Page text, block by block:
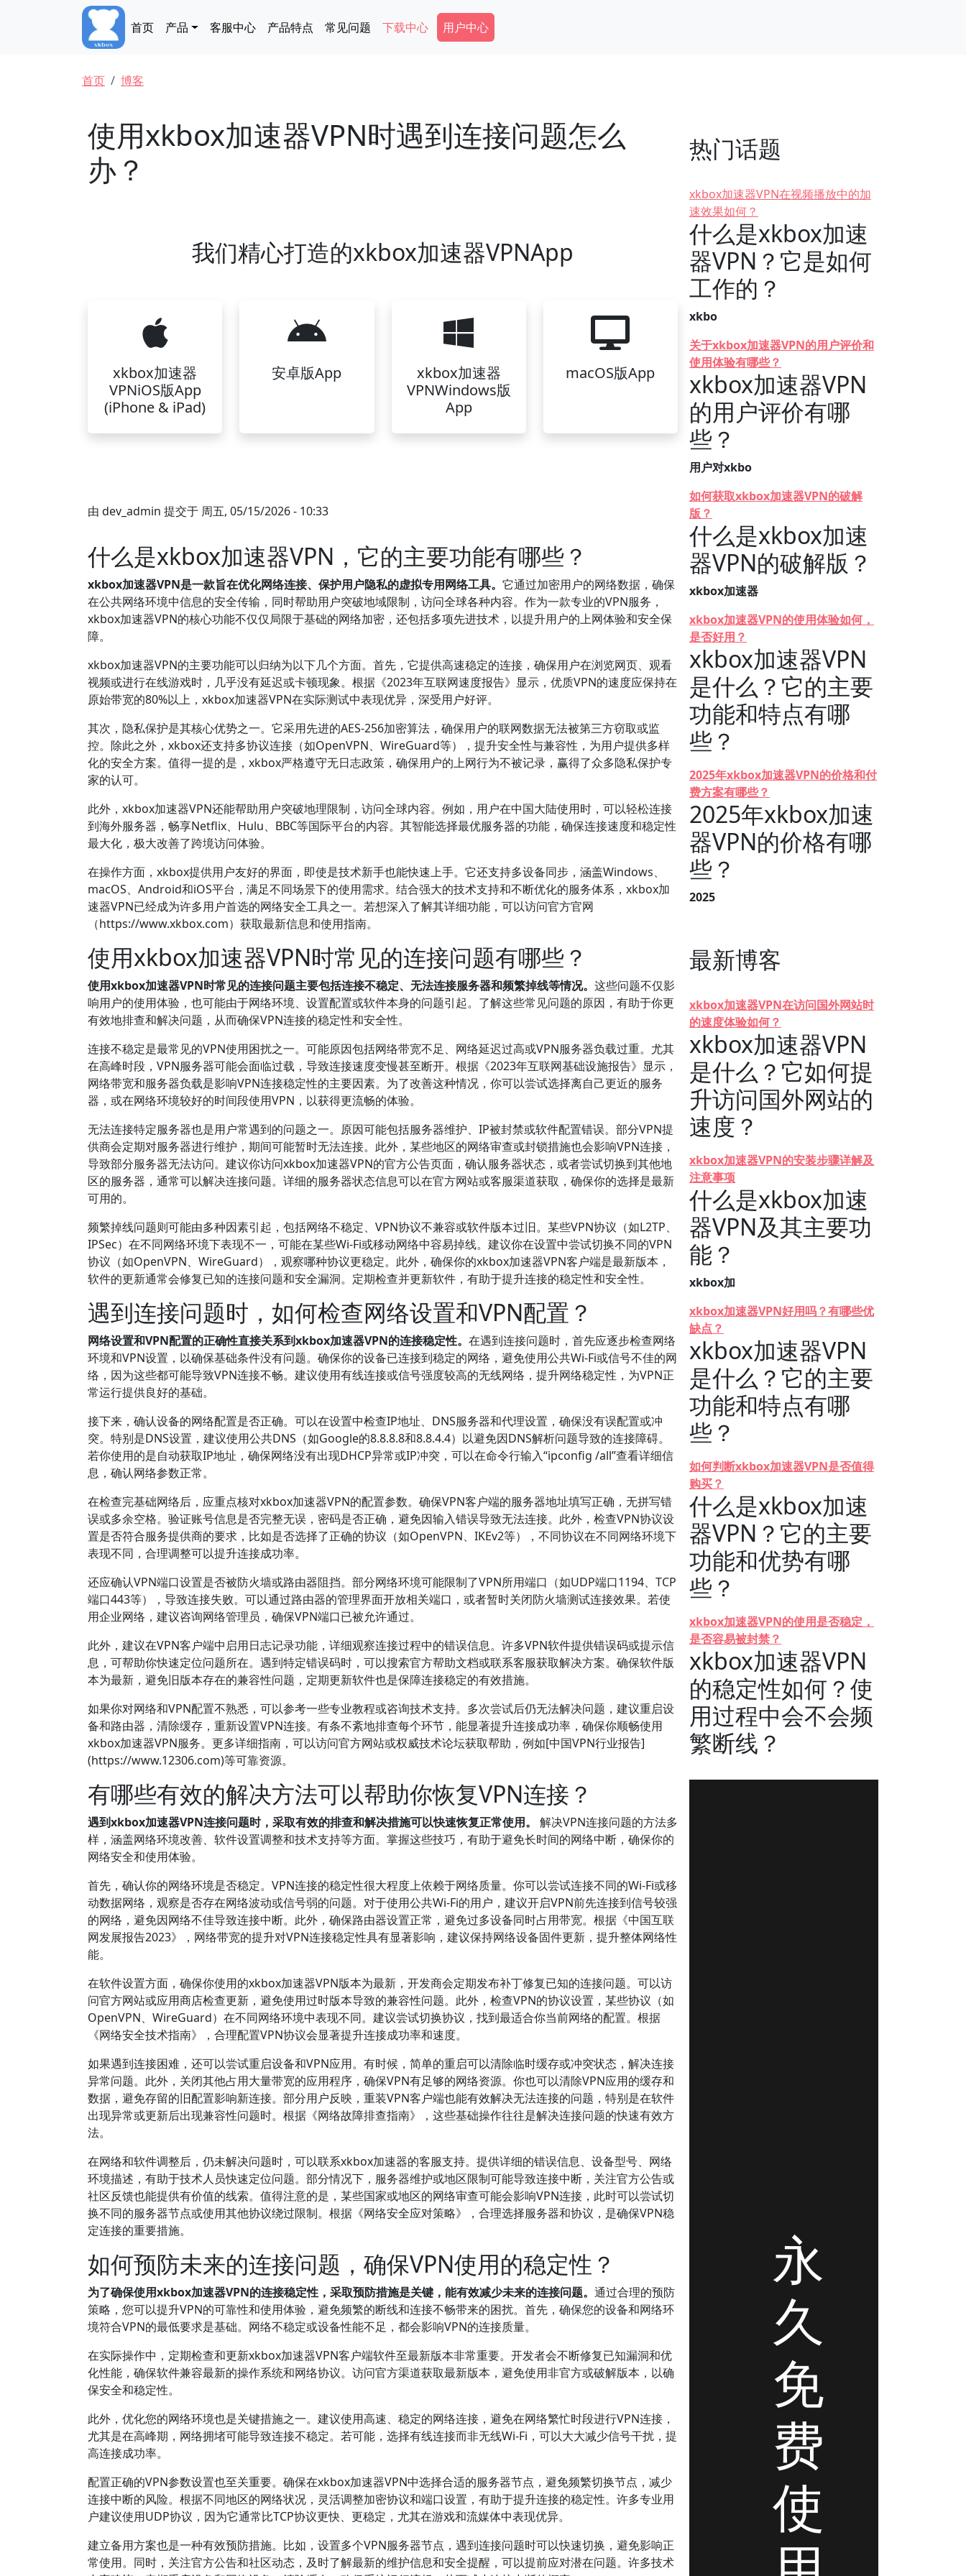
Main navigation
首页 产品 客服中心 产品特点 常见问题 下载中心 Secondary Menu
用户中心
面包屑
首页 博客
使用xkbox加速器VPN时遇到连接问题怎么
办？
我们精心打造的xkbox加速器VPNApp
xkbox加速器
VPNiOS版App
(iPhone & iPad)
安卓版App
xkbox加速器
VPNWindows版
App
macOS版App
由 dev_admin 提交于 周五, 05/15/2026 - 10:33
什么是xkbox加速器VPN，它的主要功能有哪些？
xkbox加速器VPN是一款旨在优化网络连接、保护用户隐私的虚拟专用网络工具。 它通过加密用户的网络数据，确保
在公共网络环境中信息的安全传输，同时帮助用户突破地域限制，访问全球各种内容。作为一款专业的VPN服务，
xkbox加速器VPN的核心功能不仅仅局限于基础的网络加密，还包括多项先进技术，以提升用户的上网体验和安全保
障。
xkbox加速器VPN的主要功能可以归纳为以下几个方面。首先，它提供高速稳定的连接，确保用户在浏览网页、观看
视频或进行在线游戏时，几乎没有延迟或卡顿现象。根据《2023年互联网速度报告》显示，优质VPN的速度应保持在
原始带宽的80%以上，xkbox加速器VPN在实际测试中表现优异，深受用户好评。
其次，隐私保护是其核心优势之一。它采用先进的AES-256加密算法，确保用户的联网数据无法被第三方窃取或监
控。除此之外，xkbox还支持多协议连接（如OpenVPN、WireGuard等），提升安全性与兼容性，为用户提供多样
化的安全方案。值得一提的是，xkbox严格遵守无日志政策，确保用户的上网行为不被记录，赢得了众多隐私保护专
家的认可。
此外，xkbox加速器VPN还能帮助用户突破地理限制，访问全球内容。例如，用户在中国大陆使用时，可以轻松连接
到海外服务器，畅享Netflix、Hulu、BBC等国际平台的内容。其智能选择最优服务器的功能，确保连接速度和稳定性
最大化，极大改善了跨境访问体验。
在操作方面，xkbox提供用户友好的界面，即使是技术新手也能快速上手。它还支持多设备同步，涵盖Windows、
macOS、Android和iOS平台，满足不同场景下的使用需求。结合强大的技术支持和不断优化的服务体系，xkbox加
速器VPN已经成为许多用户首选的网络安全工具之一。若想深入了解其详细功能，可以访问官方官网
（https://www.xkbox.com）获取最新信息和使用指南。
使用xkbox加速器VPN时常见的连接问题有哪些？
使用xkbox加速器VPN时常见的连接问题主要包括连接不稳定、无法连接服务器和频繁掉线等情况。 这些问题不仅影
响用户的使用体验，也可能由于网络环境、设置配置或软件本身的问题引起。了解这些常见问题的原因，有助于你更
有效地排查和解决问题，从而确保VPN连接的稳定性和安全性。
连接不稳定是最常见的VPN使用困扰之一。可能原因包括网络带宽不足、网络延迟过高或VPN服务器负载过重。尤其
在高峰时段，VPN服务器可能会面临过载，导致连接速度变慢甚至断开。根据《2023年互联网基础设施报告》显示，
网络带宽和服务器负载是影响VPN连接稳定性的主要因素。为了改善这种情况，你可以尝试选择离自己更近的服务
器，或在网络环境较好的时间段使用VPN，以获得更流畅的体验。
无法连接特定服务器也是用户常遇到的问题之一。原因可能包括服务器维护、IP被封禁或软件配置错误。部分VPN提
供商会定期对服务器进行维护，期间可能暂时无法连接。此外，某些地区的网络审查或封锁措施也会影响VPN连接，
导致部分服务器无法访问。建议你访问xkbox加速器VPN的官方公告页面，确认服务器状态，或者尝试切换到其他地
区的服务器，通常可以解决连接问题。详细的服务器状态信息可以在官方网站或客服渠道获取，确保你的选择是最新
可用的。
频繁掉线问题则可能由多种因素引起，包括网络不稳定、VPN协议不兼容或软件版本过旧。某些VPN协议（如L2TP、
IPSec）在不同网络环境下表现不一，可能在某些Wi-Fi或移动网络中容易掉线。建议你在设置中尝试切换不同的VPN
协议（如OpenVPN、WireGuard），观察哪种协议更稳定。此外，确保你的xkbox加速器VPN客户端是最新版本，
软件的更新通常会修复已知的连接问题和安全漏洞。定期检查并更新软件，有助于提升连接的稳定性和安全性。
遇到连接问题时，如何检查网络设置和VPN配置？
网络设置和VPN配置的正确性直接关系到xkbox加速器VPN的连接稳定性。 在遇到连接问题时，首先应逐步检查网络
环境和VPN设置，以确保基础条件没有问题。确保你的设备已连接到稳定的网络，避免使用公共Wi-Fi或信号不佳的网
络，因为这些都可能导致VPN连接不畅。建议使用有线连接或信号强度较高的无线网络，提升网络稳定性，为VPN正
常运行提供良好的基础。
接下来，确认设备的网络配置是否正确。可以在设置中检查IP地址、DNS服务器和代理设置，确保没有误配置或冲
突。特别是DNS设置，建议使用公共DNS（如Google的8.8.8.8和8.8.4.4）以避免因DNS解析问题导致的连接障碍。
若你使用的是自动获取IP地址，确保网络没有出现DHCP异常或IP冲突，可以在命令行输入“ipconfig /all”查看详细信
息，确认网络参数正常。
在检查完基础网络后，应重点核对xkbox加速器VPN的配置参数。确保VPN客户端的服务器地址填写正确，无拼写错
误或多余空格。验证账号信息是否完整无误，密码是否正确，避免因输入错误导致无法连接。此外，检查VPN协议设
置是否符合服务提供商的要求，比如是否选择了正确的协议（如OpenVPN、IKEv2等），不同协议在不同网络环境下
表现不同，合理调整可以提升连接成功率。
还应确认VPN端口设置是否被防火墙或路由器阻挡。部分网络环境可能限制了VPN所用端口（如UDP端口1194、TCP
端口443等），导致连接失败。可以通过路由器的管理界面开放相关端口，或者暂时关闭防火墙测试连接效果。若使
用企业网络，建议咨询网络管理员，确保VPN端口已被允许通过。
此外，建议在VPN客户端中启用日志记录功能，详细观察连接过程中的错误信息。许多VPN软件提供错误码或提示信
息，可帮助你快速定位问题所在。遇到特定错误码时，可以搜索官方帮助文档或联系客服获取解决方案。确保软件版
本为最新，避免旧版本存在的兼容性问题，定期更新软件也是保障连接稳定的有效措施。
如果你对网络和VPN配置不熟悉，可以参考一些专业教程或咨询技术支持。多次尝试后仍无法解决问题，建议重启设
备和路由器，清除缓存，重新设置VPN连接。有条不紊地排查每个环节，能显著提升连接成功率，确保你顺畅使用
xkbox加速器VPN服务。更多详细指南，可以访问官方网站或权威技术论坛获取帮助，例如[中国VPN行业报告]
(https://www.12306.com)等可靠资源。
有哪些有效的解决方法可以帮助你恢复VPN连接？
遇到xkbox加速器VPN连接问题时，采取有效的排查和解决措施可以快速恢复正常使用。
解决VPN连接问题的方法多
样，涵盖网络环境改善、软件设置调整和技术支持等方面。掌握这些技巧，有助于避免长时间的网络中断，确保你的
网络安全和使用体验。
首先，确认你的网络环境是否稳定。VPN连接的稳定性很大程度上依赖于网络质量。你可以尝试连接不同的Wi-Fi或移
动数据网络，观察是否存在网络波动或信号弱的问题。对于使用公共Wi-Fi的用户，建议开启VPN前先连接到信号较强
的网络，避免因网络不佳导致连接中断。此外，确保路由器设置正常，避免过多设备同时占用带宽。根据《中国互联
网发展报告2023》，网络带宽的提升对VPN连接稳定性具有显著影响，建议保持网络设备固件更新，提升整体网络性
能。
在软件设置方面，确保你使用的xkbox加速器VPN版本为最新，开发商会定期发布补丁修复已知的连接问题。可以访
问官方网站或应用商店检查更新，避免使用过时版本导致的兼容性问题。此外，检查VPN的协议设置，某些协议（如
OpenVPN、WireGuard）在不同网络环境中表现不同。建议尝试切换协议，找到最适合你当前网络的配置。根据
《网络安全技术指南》，合理配置VPN协议会显著提升连接成功率和速度。
如果遇到连接困难，还可以尝试重启设备和VPN应用。有时候，简单的重启可以清除临时缓存或冲突状态，解决连接
异常问题。此外，关闭其他占用大量带宽的应用程序，确保VPN有足够的网络资源。你也可以清除VPN应用的缓存和
数据，避免存留的旧配置影响新连接。部分用户反映，重装VPN客户端也能有效解决无法连接的问题，特别是在软件
出现异常或更新后出现兼容性问题时。根据《网络故障排查指南》，这些基础操作往往是解决连接问题的快速有效方
法。
在网络和软件调整后，仍未解决问题时，可以联系xkbox加速器的客服支持。提供详细的错误信息、设备型号、网络
环境描述，有助于技术人员快速定位问题。部分情况下，服务器维护或地区限制可能导致连接中断，关注官方公告或
社区反馈也能提供有价值的线索。值得注意的是，某些国家或地区的网络审查可能会影响VPN连接，此时可以尝试切
换不同的服务器节点或使用其他协议绕过限制。根据《网络安全应对策略》，合理选择服务器和协议，是确保VPN稳
定连接的重要措施。
如何预防未来的连接问题，确保VPN使用的稳定性？
为了确保使用xkbox加速器VPN的连接稳定性，采取预防措施是关键，能有效减少未来的连接问题。 通过合理的预防
策略，您可以提升VPN的可靠性和使用体验，避免频繁的断线和连接不畅带来的困扰。首先，确保您的设备和网络环
境符合VPN的最低要求是基础。网络不稳定或设备性能不足，都会影响VPN的连接质量。
在实际操作中，定期检查和更新xkbox加速器VPN客户端软件至最新版本非常重要。开发者会不断修复已知漏洞和优
化性能，确保软件兼容最新的操作系统和网络协议。访问官方渠道获取最新版本，避免使用非官方或破解版本，以确
保安全和稳定性。
此外，优化您的网络环境也是关键措施之一。建议使用高速、稳定的网络连接，避免在网络繁忙时段进行VPN连接，
尤其是在高峰期，网络拥堵可能导致连接不稳定。若可能，选择有线连接而非无线Wi-Fi，可以大大减少信号干扰，提
高连接成功率。
配置正确的VPN参数设置也至关重要。确保在xkbox加速器VPN中选择合适的服务器节点，避免频繁切换节点，减少
连接中断的风险。根据不同地区的网络状况，灵活调整加密协议和端口设置，有助于提升连接的稳定性。许多专业用
户建议使用UDP协议，因为它通常比TCP协议更快、更稳定，尤其在游戏和流媒体中表现优异。
建立备用方案也是一种有效预防措施。比如，设置多个VPN服务器节点，遇到连接问题时可以快速切换，避免影响正
常使用。同时，关注官方公告和社区动态，及时了解最新的维护信息和安全提醒，可以提前应对潜在问题。许多技术
热门话题
xkbox加速器VPN在视频播放中的加
速效果如何？
什么是xkbox加速
器VPN？它是如何
工作的？
xkbo
关于xkbox加速器VPN的用户评价和
使用体验有哪些？
xkbox加速器VPN
的用户评价有哪
些？
用户对xkbo
如何获取xkbox加速器VPN的破解
版？
什么是xkbox加速
器VPN的破解版？
xkbox加速器
xkbox加速器VPN的使用体验如何，
是否好用？
xkbox加速器VPN
是什么？它的主要
功能和特点有哪
些？
2025年xkbox加速器VPN的价格和付
费方案有哪些？
2025年xkbox加速
器VPN的价格有哪
些？
2025
最新博客
xkbox加速器VPN在访问国外网站时
的速度体验如何？
xkbox加速器VPN
是什么？它如何提
升访问国外网站的
速度？
xkbox加速器VPN的安装步骤详解及
注意事项
什么是xkbox加速
器VPN及其主要功
能？
xkbox加
xkbox加速器VPN好用吗？有哪些优
缺点？
xkbox加速器VPN
是什么？它的主要
功能和特点有哪
些？
如何判断xkbox加速器VPN是否值得
购买？
什么是xkbox加速
器VPN？它的主要
功能和优势有哪
些？
xkbox加速器VPN的使用是否稳定，
是否容易被封禁？
xkbox加速器VPN
的稳定性如何？使
用过程中会不会频
繁断线？
永
久
免
费
使